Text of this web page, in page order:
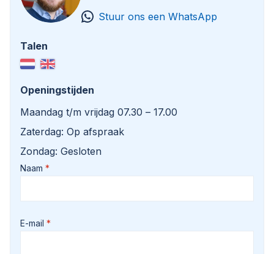
Stuur ons een WhatsApp
Talen
Openingstijden
Maandag t/m vrijdag 07.30 – 17.00
Zaterdag: Op afspraak
Zondag: Gesloten
Naam
E-mail